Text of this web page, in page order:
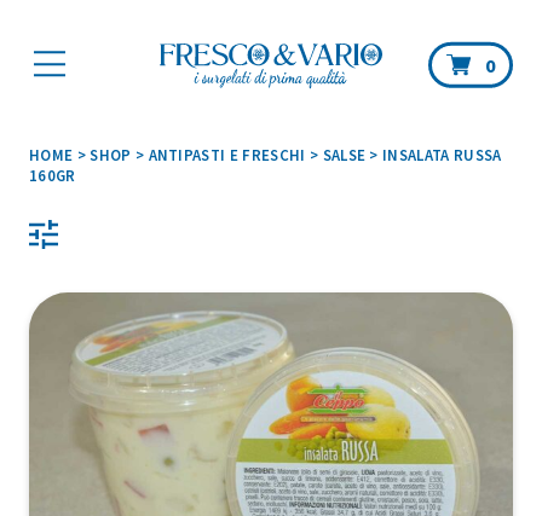
0
HOME >SHOP > ANTIPASTI E FRESCHI > SALSE > INSALATA RUSSA
160GR